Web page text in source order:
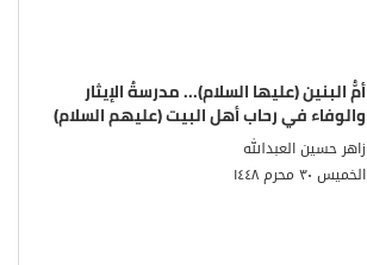
أمُّ البنين (عليها السلام)... مدرسةُ الإيثار
والوفاء في رحاب أهل البيت (عليهم السلام)
زاهر حسين العبدالله
الخميس ٣٠ محرم ١٤٤٨